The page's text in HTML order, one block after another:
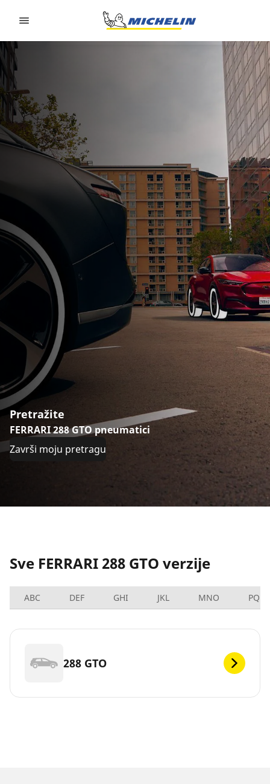
Pretražite
FERRARI 288 GTO pneumatici
Završi moju pretragu
Sve FERRARI 288 GTO verzije
ABC DEF GHI JKL MNO PQRS
288 GTO